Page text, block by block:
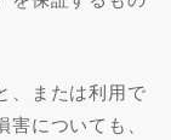
、または利用で
についても、